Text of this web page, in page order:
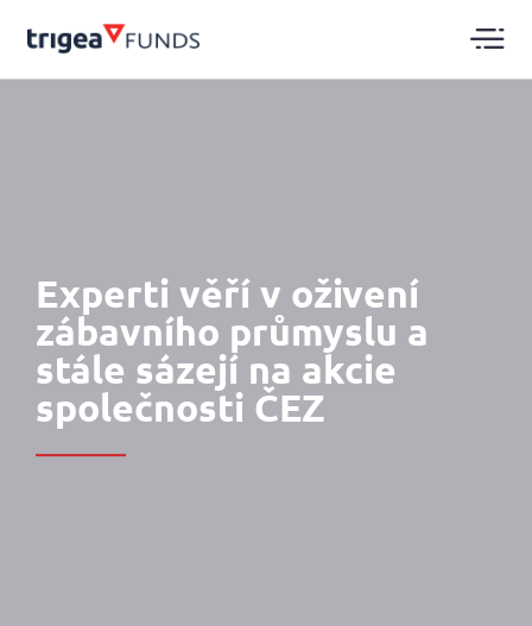
Experti věří v oživení
zábavního průmyslu a
stále sázejí na akcie
společnosti ČEZ